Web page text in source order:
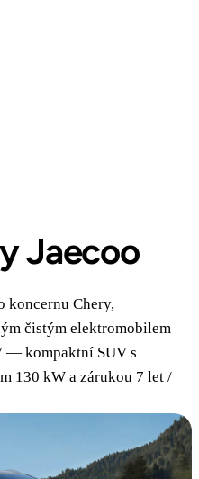
Jaecoo
koncernu Chery,
čistým elektromobilem
— kompaktní SUV s
130 kW a zárukou 7 let /